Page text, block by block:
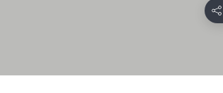
Deli